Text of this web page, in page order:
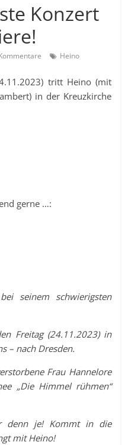
Konzert
Heino
tritt Heino (mit
in der Kreuzkirche
gerne …:
seinem schwierigsten
Freitag (24.11.2023) in
– nach Dresden.
Frau Hannelore
„Die Himmel rühmen“
denn je! Kommt in die
mit Heino!